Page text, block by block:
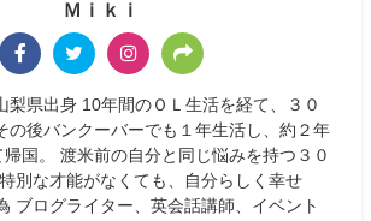
Ｍｉｋｉ
県出身 10年間のＯＬ生活を経て、３０
の後バンクーバーでも１年生活し、約２年
国。 渡米前の自分と同じ悩みを持つ３０
別な才能がなくても、自分らしく幸せ
ブログライター、英会話講師、イベント